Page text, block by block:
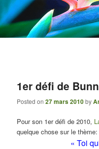
1er défi de
Posted on27 mars 2010by
Pour son 1er défi de 2010,
quelque chose sur le thème:
« Toi